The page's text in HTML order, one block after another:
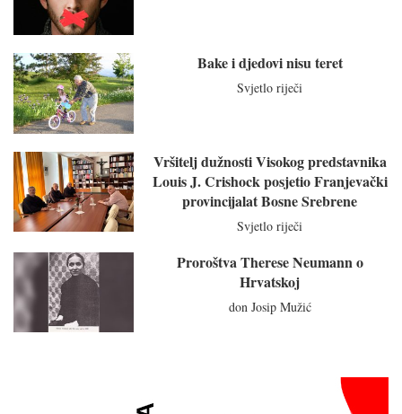
Bake i djedovi nisu teret
Svjetlo riječi
Vršitelj dužnosti Visokog predstavnika
Louis J. Crishock posjetio Franjevački
provincijalat Bosne Srebrene
Svjetlo riječi
Proroštva Therese Neumann o
Hrvatskoj
don Josip Mužić